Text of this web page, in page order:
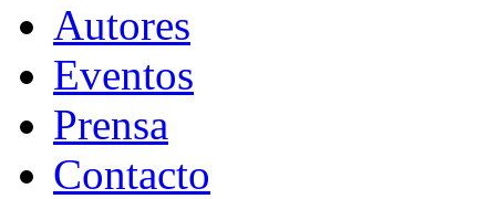
Autores
Eventos
Prensa
Contacto